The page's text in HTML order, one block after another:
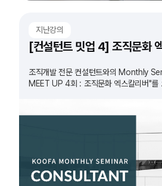
지난강의
[컨설턴트 밋업 4] 조직문화
조직개발 전문 컨설턴트와의 Monthly
MEET UP 4회 : 조직문화 엑스칼리버"를